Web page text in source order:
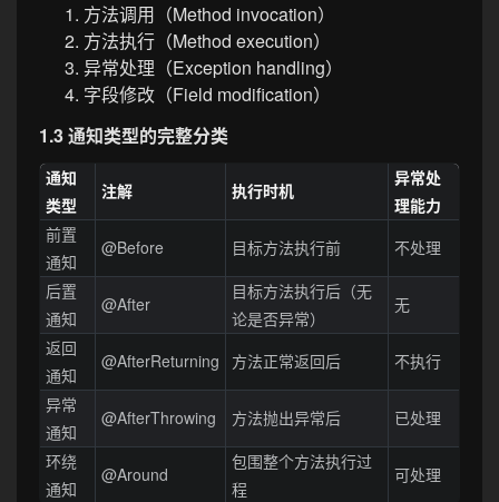
方法调用（Method invocation）
方法执行（Method execution）
异常处理（Exception handling）
字段修改（Field modification）
1.3 通知类型的完整分类
通知
类型
注解 执行时机
异常处
理能力
前置
通知
@Before 目标方法执行前
不处理
后置
通知
@After
目标方法执行后（无
论是否异常）
无
返回
通知
@AfterReturning 方法正常返回后
不执行
异常
通知
@AfterThrowing 方法抛出异常后
已处理
环绕
通知
@Around
包围整个方法执行过
程
可处理